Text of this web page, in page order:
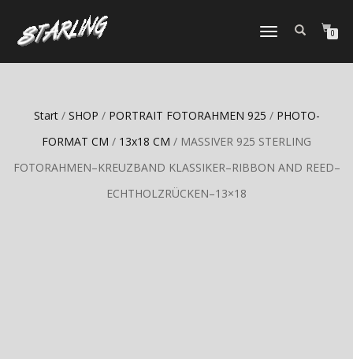
TOGGLE
0
Start/ SHOP / PORTRAIT FOTORAHMEN 925 / PHOTO-
FORMAT CM / 13x18 CM / MASSIVER 925 STERLING
FOTORAHMEN–KREUZBAND KLASSIKER–RIBBON AND REED–
ECHTHOLZRÜCKEN–13×18